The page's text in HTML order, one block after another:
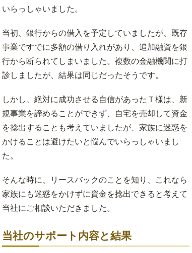
事業用不動産のリースバック
お客様の声
いらっしゃいました。
当初、銀行からの借入を予定していましたが、既存
事業ですでに多額の借り入れがあり、追加融資を銀
行から断られてしまいました。複数の金融機関に打
診しましたが、結果は同じだったそうです。
しかし、絶対に成功させる自信があったＴ様は、新
規事業を諦めることができず、自宅を売却して資金
を捻出することも考えていましたが、家族に迷惑を
かけることは避けたいと悩んでいらっしゃいまし
た。
そんな時に、リースバックのことを知り、これなら
家族にも迷惑をかけずに資金を捻出できると考えて
当社にご相談いただきました。
当社のサポート内容と結果